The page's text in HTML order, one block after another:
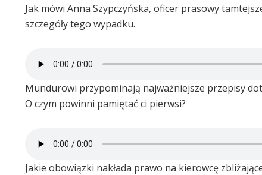
Jak mówi Anna Szypczyńska, oficer prasowy
szczegóły tego wypadku.
Mundurowi przypominają najważniejsze przepisy
O czym powinni pamiętać ci pierwsi?
Jakie obowiązki nakłada prawo na kierowcę